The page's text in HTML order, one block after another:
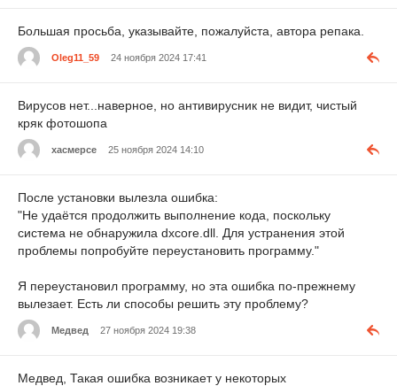
Большая просьба, указывайте, пожалуйста, автора репака.
Oleg11_59 24 ноября 2024 17:41
Вирусов нет...наверное, но антивирусник не видит, чистый
кряк фотошопа
хасмерсе 25 ноября 2024 14:10
После установки вылезла ошибка:
"Не удаётся продолжить выполнение кода, поскольку
система не обнаружила dxcore.dll. Для устранения этой
проблемы попробуйте переустановить программу."
Я переустановил программу, но эта ошибка по-прежнему
вылезает. Есть ли способы решить эту проблему?
Медвед 27 ноября 2024 19:38
Медвед, Такая ошибка возникает у некоторых